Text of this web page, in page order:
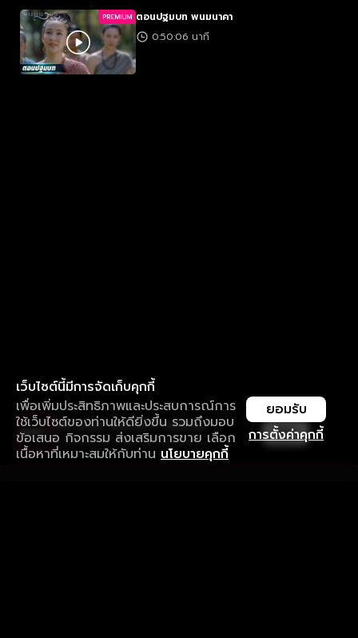
PREMIUM ตอนปฐมบท พนมนาคา
0:50:06 นาที
เว็บไซต์นี้มีการจัดเก็บคุกกี้
เพื่อเพิ่มประสิทธิภาพและประสบการณ์การ
ใช้เว็บไซต์ของท่านให้ดียิ่งขึ้น รวมถึงมอบ
ข้อเสนอ กิจกรรม ส่งเสริมการขาย เลือก
เนื้อหาที่เหมาะสมให้กับท่าน นโยบายคุกกี้
การตั้งค่าคุกกี้
ยอมรับ
ใช้งานแอป ลื่นไหลกว่า ไม่มีสะดุด
ดาวน์โหลดแอปเพื่อการรับชมที่ดีกว่า เปิด